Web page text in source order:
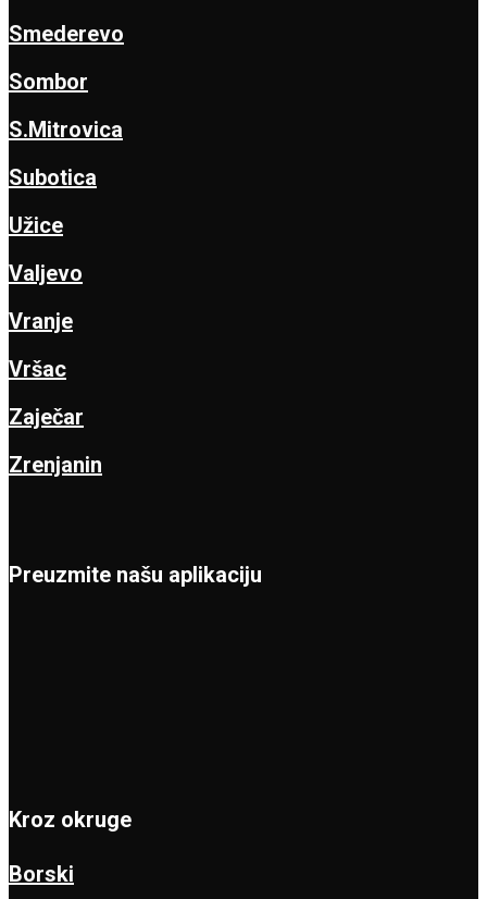
Smederevo
Sombor
S.Mitrovica
Subotica
Užice
Valjevo
Vranje
Vršac
Zaječar
Zrenjanin
Preuzmite našu aplikaciju
Kroz okruge
Borski